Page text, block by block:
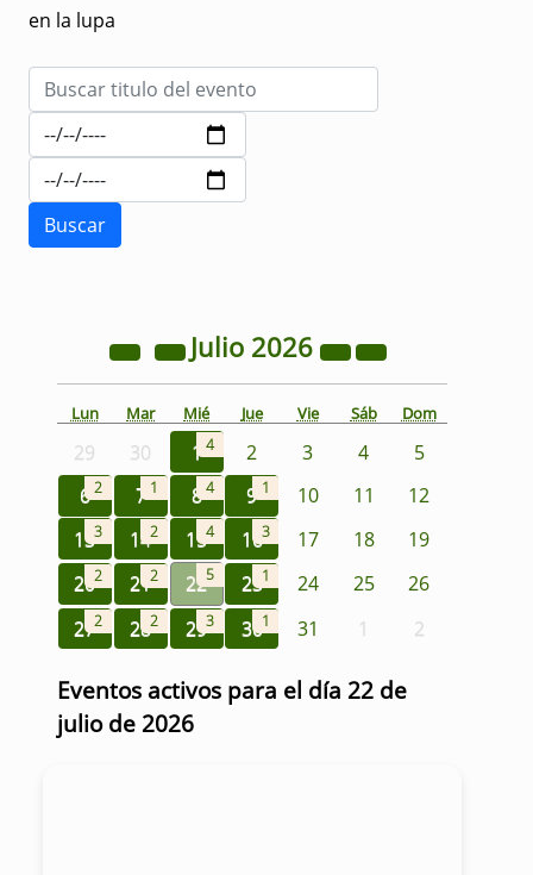
en la lupa
Julio 2026
Lun Mar Mié Jue Vie Sáb Dom
29 30 14 2 3 4
5
62 7 1 84 9 1 10 11
12
133 142 154 163 17 18
19
202 212 225 231 24 25
26
272 282 293 301 31 1 2
Eventos activos para el día 22 de
julio de 2026